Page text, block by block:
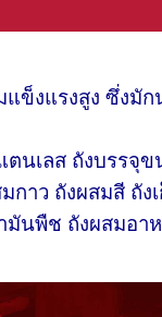
แข็งแรงสูง ซึ่งมั
ตนเลส ถังบรรจุ
กาว ถังผสมสี ถั
นพืช ถังผสมอาห